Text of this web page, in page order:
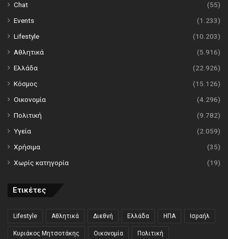
Chat
(55)
Events
(1.233)
Lifestyle
(10.203)
Αθλητικά
(5.916)
Ελλάδα
(22.926)
Κόσμος
(15.126)
Οικονομία
(4.296)
Πολιτική
(9.782)
Υγεία
(2.059)
Χρήσιμα
(35)
Χωρίς κατηγορία
(19)
Ετικέτες
Lifestyle Αθλητικά Διεθνή Ελλάδα ΗΠΑ Ισραήλ
Κυριάκος Μητσοτάκης Οικονομία Πολιτική